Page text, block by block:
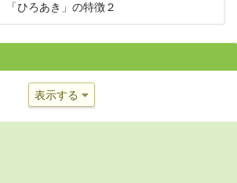
「ひろあき」の特徴２
表示する